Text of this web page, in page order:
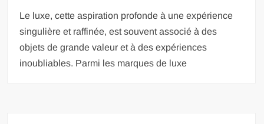
Le luxe, cette aspiration profonde à une expérience
singulière et raffinée, est souvent associé à des
objets de grande valeur et à des expériences
inoubliables. Parmi les marques de luxe